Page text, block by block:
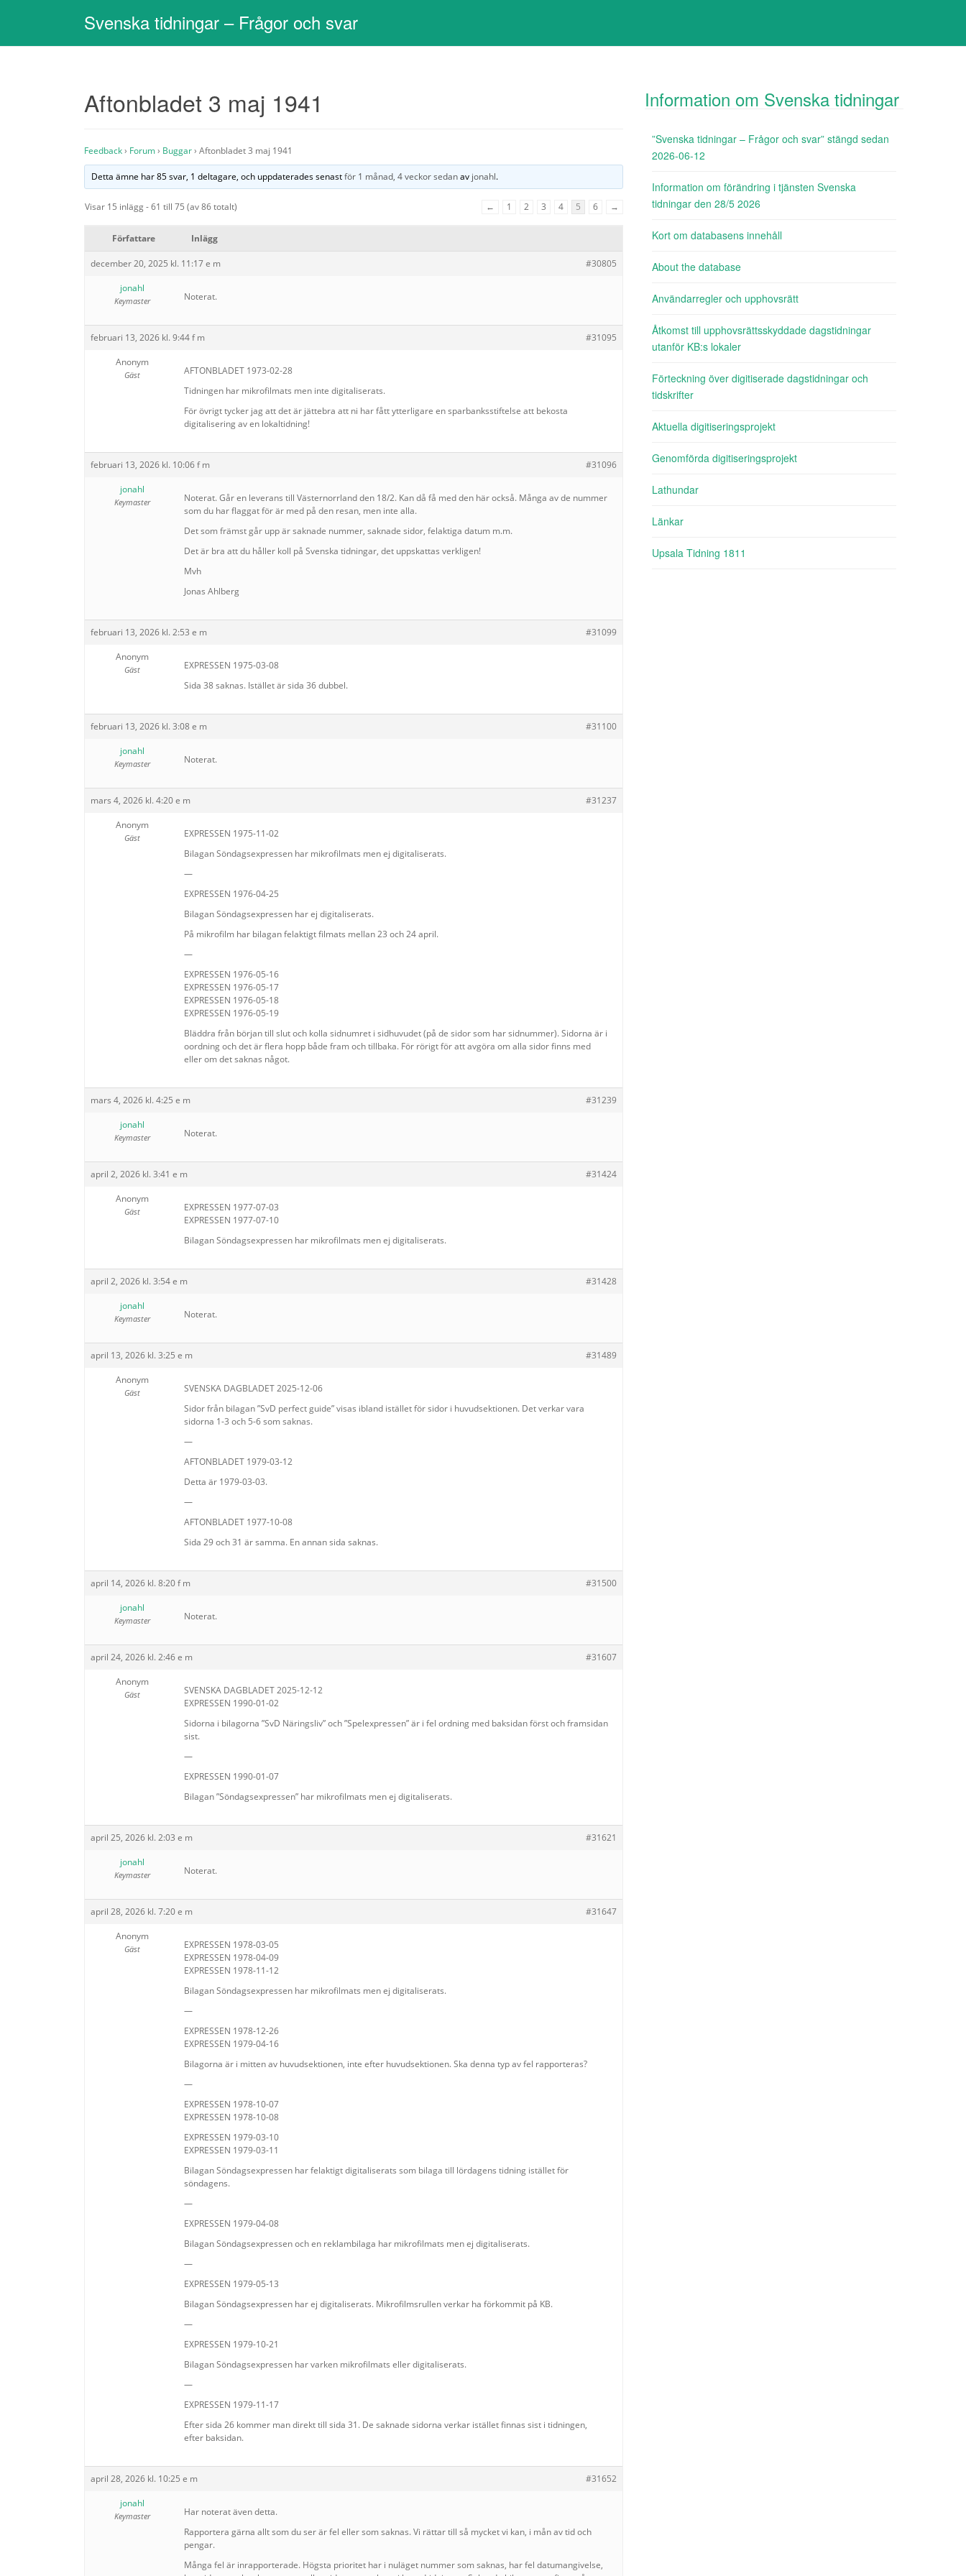
Svenska tidningar – Frågor och svar
Aftonbladet 3 maj 1941
Feedback› Forum› Buggar› Aftonbladet 3 maj 1941
Detta ämne har 85 svar, 1 deltagare, och uppdaterades senastför 1 månad, 4 veckor sedanav jonahl.
Visar 15 inlägg - 61 till 75 (av 86 totalt) ← 1 2 3 4 5 6 →
Författare Inlägg
december 20, 2025 kl. 11:17 e m
#30805
jonahl
Keymaster Noterat.
februari 13, 2026 kl. 9:44 f m
#31095
Anonym
Gäst
AFTONBLADET 1973-02-28
Tidningen har mikrofilmats men inte digitaliserats.
För övrigt tycker jag att det är jättebra att ni har fått ytterligare en sparbanksstiftelse att bekosta
digitalisering av en lokaltidning!
februari 13, 2026 kl. 10:06 f m
#31096
jonahl
Keymaster
Noterat. Går en leverans till Västernorrland den 18/2. Kan då få med den här också. Många av de nummer
som du har flaggat för är med på den resan, men inte alla.
Det som främst går upp är saknade nummer, saknade sidor, felaktiga datum m.m.
Det är bra att du håller koll på Svenska tidningar, det uppskattas verkligen!
Mvh
Jonas Ahlberg
februari 13, 2026 kl. 2:53 e m
#31099
Anonym
Gäst
EXPRESSEN 1975-03-08
Sida 38 saknas. Istället är sida 36 dubbel.
februari 13, 2026 kl. 3:08 e m
#31100
jonahl
Keymaster Noterat.
mars 4, 2026 kl. 4:20 e m
#31237
Anonym
Gäst
EXPRESSEN 1975-11-02
Bilagan Söndagsexpressen har mikrofilmats men ej digitaliserats.
—
EXPRESSEN 1976-04-25
Bilagan Söndagsexpressen har ej digitaliserats.
På mikrofilm har bilagan felaktigt filmats mellan 23 och 24 april.
—
EXPRESSEN 1976-05-16
EXPRESSEN 1976-05-17
EXPRESSEN 1976-05-18
EXPRESSEN 1976-05-19
Bläddra från början till slut och kolla sidnumret i sidhuvudet (på de sidor som har sidnummer). Sidorna är i
oordning och det är flera hopp både fram och tillbaka. För rörigt för att avgöra om alla sidor finns med
eller om det saknas något.
mars 4, 2026 kl. 4:25 e m
#31239
jonahl
Keymaster Noterat.
april 2, 2026 kl. 3:41 e m
#31424
Anonym
Gäst
EXPRESSEN 1977-07-03
EXPRESSEN 1977-07-10
Bilagan Söndagsexpressen har mikrofilmats men ej digitaliserats.
april 2, 2026 kl. 3:54 e m
#31428
jonahl
Keymaster Noterat.
april 13, 2026 kl. 3:25 e m
#31489
Anonym
Gäst
SVENSKA DAGBLADET 2025-12-06
Sidor från bilagan ”SvD perfect guide” visas ibland istället för sidor i huvudsektionen. Det verkar vara
sidorna 1-3 och 5-6 som saknas.
—
AFTONBLADET 1979-03-12
Detta är 1979-03-03.
—
AFTONBLADET 1977-10-08
Sida 29 och 31 är samma. En annan sida saknas.
april 14, 2026 kl. 8:20 f m
#31500
jonahl
Keymaster Noterat.
april 24, 2026 kl. 2:46 e m
#31607
Anonym
Gäst
SVENSKA DAGBLADET 2025-12-12
EXPRESSEN 1990-01-02
Sidorna i bilagorna ”SvD Näringsliv” och ”Spelexpressen” är i fel ordning med baksidan först och framsidan
sist.
—
EXPRESSEN 1990-01-07
Bilagan ”Söndagsexpressen” har mikrofilmats men ej digitaliserats.
april 25, 2026 kl. 2:03 e m
#31621
jonahl
Keymaster Noterat.
april 28, 2026 kl. 7:20 e m
#31647
Anonym
Gäst
EXPRESSEN 1978-03-05
EXPRESSEN 1978-04-09
EXPRESSEN 1978-11-12
Bilagan Söndagsexpressen har mikrofilmats men ej digitaliserats.
—
EXPRESSEN 1978-12-26
EXPRESSEN 1979-04-16
Bilagorna är i mitten av huvudsektionen, inte efter huvudsektionen. Ska denna typ av fel rapporteras?
—
EXPRESSEN 1978-10-07
EXPRESSEN 1978-10-08
EXPRESSEN 1979-03-10
EXPRESSEN 1979-03-11
Bilagan Söndagsexpressen har felaktigt digitaliserats som bilaga till lördagens tidning istället för
söndagens.
—
EXPRESSEN 1979-04-08
Bilagan Söndagsexpressen och en reklambilaga har mikrofilmats men ej digitaliserats.
—
EXPRESSEN 1979-05-13
Bilagan Söndagsexpressen har ej digitaliserats. Mikrofilmsrullen verkar ha förkommit på KB.
—
EXPRESSEN 1979-10-21
Bilagan Söndagsexpressen har varken mikrofilmats eller digitaliserats.
—
EXPRESSEN 1979-11-17
Efter sida 26 kommer man direkt till sida 31. De saknade sidorna verkar istället finnas sist i tidningen,
efter baksidan.
april 28, 2026 kl. 10:25 e m
#31652
jonahl
Keymaster
Har noterat även detta.
Rapportera gärna allt som du ser är fel eller som saknas. Vi rättar till så mycket vi kan, i mån av tid och
pengar.
Många fel är inrapporterade. Högsta prioritet har i nuläget nummer som saknas, har fel datumangivelse,
Information om Svenska tidningar
”Svenska tidningar – Frågor och svar” stängd sedan
2026-06-12
Information om förändring i tjänsten Svenska
tidningar den 28/5 2026
Kort om databasens innehåll
About the database
Användarregler och upphovsrätt
Åtkomst till upphovsrättsskyddade dagstidningar
utanför KB:s lokaler
Förteckning över digitiserade dagstidningar och
tidskrifter
Aktuella digitiseringsprojekt
Genomförda digitiseringsprojekt
Lathundar
Länkar
Upsala Tidning 1811